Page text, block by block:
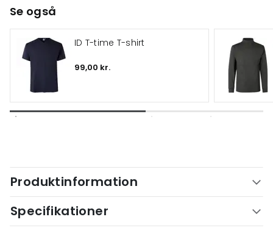
Se også
ID T-time T-shirt
99,00 kr.
Produktinformation
Specifikationer